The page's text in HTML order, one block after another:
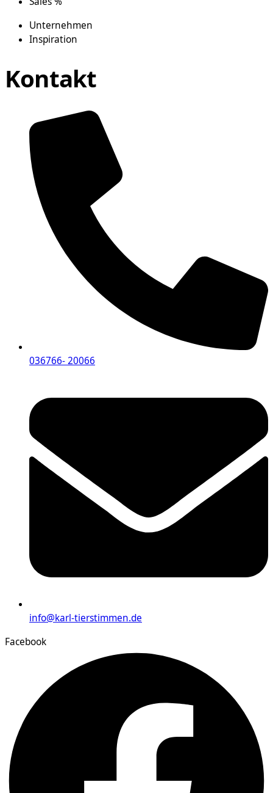
Unternehmen
Inspiration
Kontakt
036766- 20066
info@karl-tierstimmen.de
Facebook